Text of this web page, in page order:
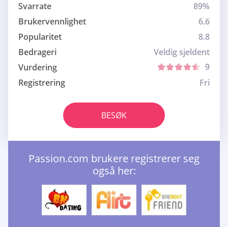
Svarrate
89%
Brukervennlighet
6.6
Popularitet
8.8
Bedrageri
Veldig sjeldent
Vurdering
9
Registrering
Fri
BESØK
Passion.com brukere registrerer seg
også her: